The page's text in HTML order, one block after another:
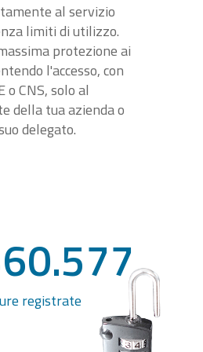
al servizio
limiti di utilizzo.
protezione ai
l'accesso, con
o CNS, solo al
della tua azienda o
delegato.
registrate